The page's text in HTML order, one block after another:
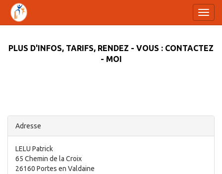
PLUS D'INFOS, TARIFS, RENDEZ - VOUS : CONTACTEZ
- MOI
Adresse
LELU Patrick
65 Chemin de la Croix
26160 Portes en Valdaine